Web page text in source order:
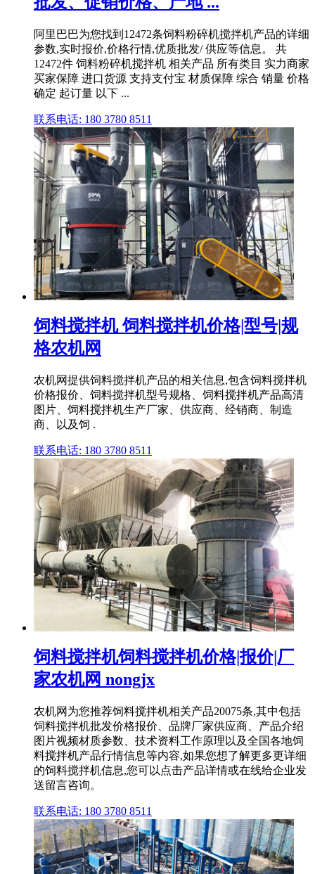
阿里巴巴为您找到12472条饲料粉碎机搅拌机产品的详细
参数,实时报价,价格行情,优质批发/ 供应等信息。 共
12472件 饲料粉碎机搅拌机 相关产品 所有类目 实力商家
买家保障 进口货源 支持支付宝 材质保障 综合 销量 价格
确定 起订量 以下 ...
联系电话: 180 3780 8511
饲料搅拌机 饲料搅拌机价格|型号|规
格农机网
农机网提供饲料搅拌机产品的相关信息,包含饲料搅拌机
价格报价、饲料搅拌机型号规格、饲料搅拌机产品高清
图片、饲料搅拌机生产厂家、供应商、经销商、制造
商、以及饲 .
联系电话: 180 3780 8511
饲料搅拌机饲料搅拌机价格|报价|厂
家农机网 nongjx
农机网为您推荐饲料搅拌机相关产品20075条,其中包括
饲料搅拌机批发价格报价、品牌厂家供应商、产品介绍
图片视频材质参数、技术资料工作原理以及全国各地饲
料搅拌机产品行情信息等内容,如果您想了解更多更详细
的饲料搅拌机信息,您可以点击产品详情或在线给企业发
送留言咨询。
联系电话: 180 3780 8511